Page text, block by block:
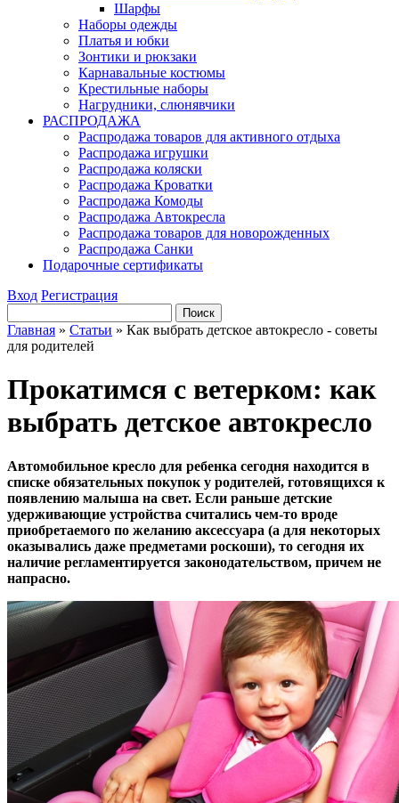
Шарфы
Наборы одежды
Платья и юбки
Зонтики и рюкзаки
Карнавальные костюмы
Крестильные наборы
Нагрудники, слюнявчики
РАСПРОДАЖА
Распродажа товаров для активного отдыха
Распродажа игрушки
Распродажа коляски
Распродажа Кроватки
Распродажа Комоды
Распродажа Автокресла
Распродажа товаров для новорожденных
Распродажа Санки
Подарочные сертификаты
Вход Регистрация
Главная » Статьи » Как выбрать детское автокресло - советы
для родителей
Прокатимся с ветерком: как
выбрать детское автокресло
Автомобильное кресло для ребенка сегодня находится в
списке обязательных покупок у родителей, готовящихся к
появлению малыша на свет. Если раньше детские
удерживающие устройства считались чем-то вроде
приобретаемого по желанию аксессуара (а для некоторых
оказывались даже предметами роскоши), то сегодня их
наличие регламентируется законодательством, причем не
напрасно.